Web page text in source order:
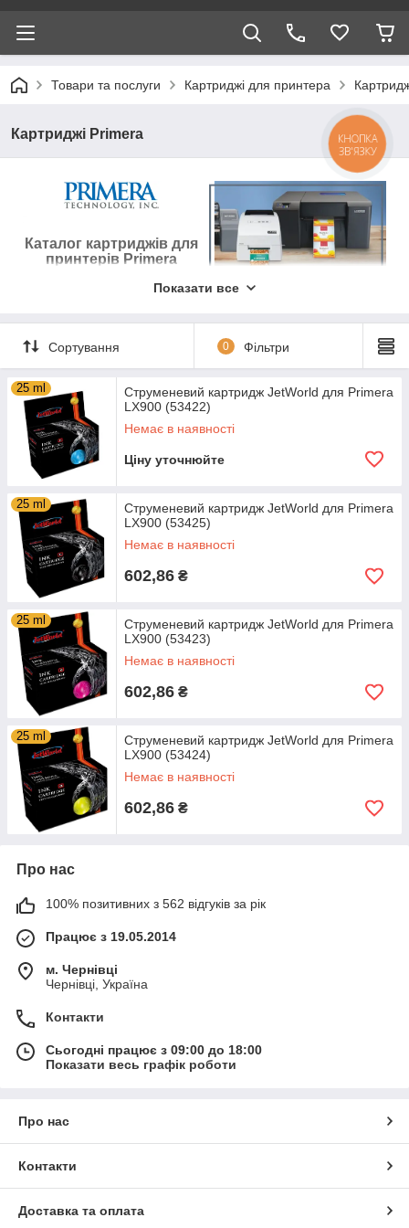
Товари та послуги Картриджі для принтера
Картриджі Primera
Каталог картриджів для
принтерів Primera
Підібрати і купити картриджПоказати все
Сортування 0 Фільтри
25 ml
Струменевий картридж JetWorld для Primera
LX900 (53422)
Немає в наявності
Ціну уточнюйте
25 ml
Струменевий картридж JetWorld для Primera
LX900 (53425)
Немає в наявності
602,86 ₴
25 ml
Струменевий картридж JetWorld для Primera
LX900 (53423)
Немає в наявності
602,86 ₴
25 ml
Струменевий картридж JetWorld для Primera
LX900 (53424)
Немає в наявності
602,86 ₴
Про нас
100% позитивних з 562 відгуків за рік
Працює з 19.05.2014
м. Чернівці
Чернівці, Україна
Контакти
Сьогодні працює з 09:00 до 18:00
Показати весь графік роботи
Про нас
Контакти
Доставка та оплата
КНОПКА
ЗВ'ЯЗКУ